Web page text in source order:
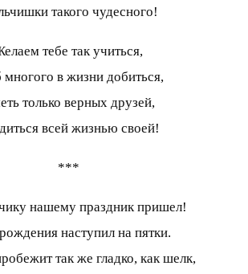
такого чудесного!
тебе так учиться,
многого в жизни добиться,
только верных друзей,
всей жизнью своей!
***
нашему праздник пришел!
наступил на пятки.
так же гладко, как шелк,